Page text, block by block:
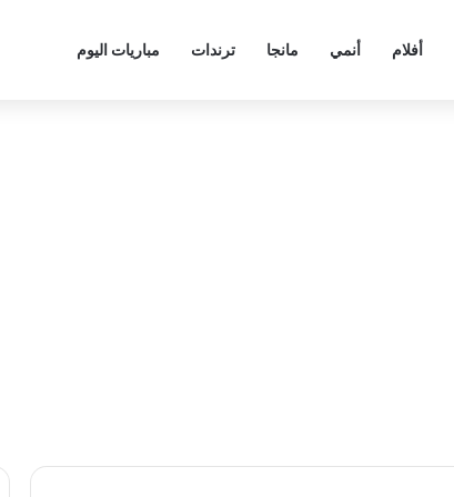
أفلام أنمي مانجا ترندات مباريات اليوم